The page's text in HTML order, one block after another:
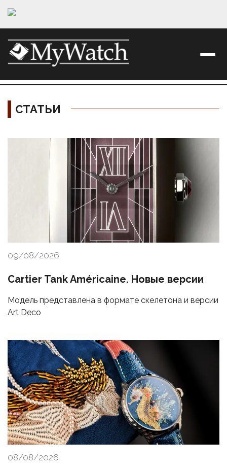
СТАТЬИ
Материалы
09/08/2026
Cartier Tank Américaine. Новые версии
Модель представлена в формате скелетона и версии
Art Deco
08/08/2026